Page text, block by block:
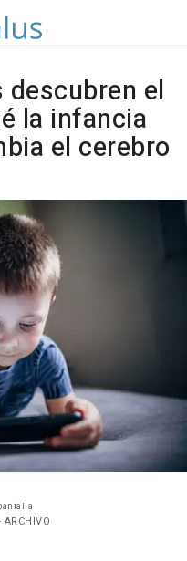
el
la infancia
el cerebro